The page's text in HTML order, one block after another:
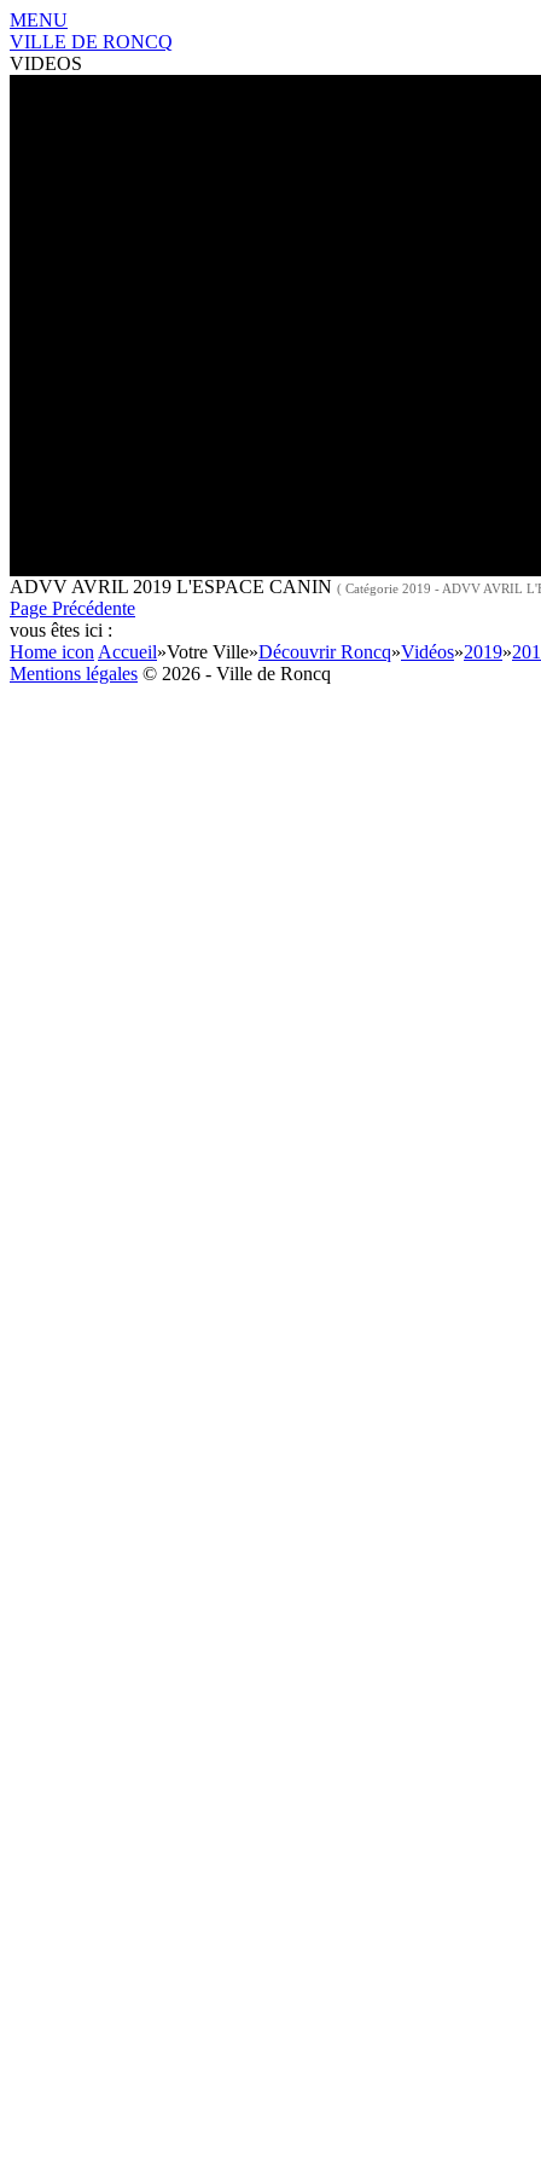
MENU
VILLE DE RONCQ
VIDEOS
ADVV AVRIL 2019 L'ESPACE CANIN ( Catégorie 2019 - ADVV AVRIL
Page Précédente
vous êtes ici :
Home icon Accueil»Votre Ville»Découvrir Roncq»Vidéos»2019»
Mentions légales © 2026 - Ville de Roncq